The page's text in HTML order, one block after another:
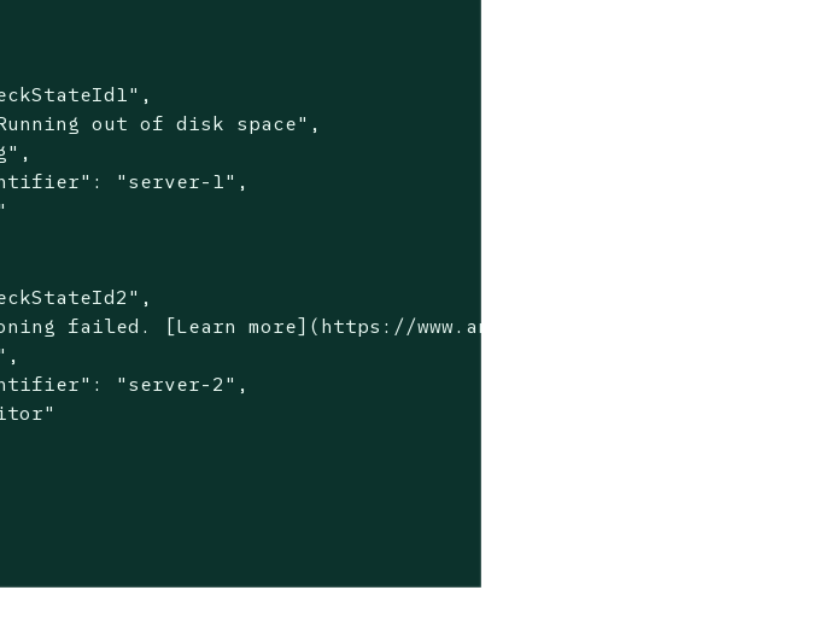
out of disk space",
"server-1",
failed. [Learn more](https://www.any-link.com)",
"server-2",